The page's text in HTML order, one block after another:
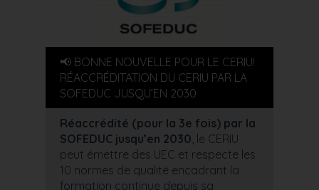
📢 BONNE NOUVELLE POUR LE CERIU!
RÉACCRÉDITATION DU CERIU PAR LA
SOFEDUC JUSQU’EN 2030
Réaccrédité (pour la 3e fois) par la
SOFEDUC jusqu’en 2030, le CERIU
peut émettre des UEC et respecte les
10 normes de qualité encadrant la
formation continue depuis sa